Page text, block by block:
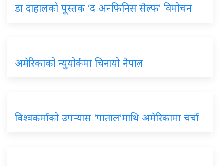
डा दाहालको पूस्तक ‘द अनफिनिस सेल्फ’ विमोचन
अमेरिकाको न्युयोर्कमा चिनायो नेपाल
विश्वकर्माको उपन्यास ‘पाताल’माथि अमेरिकामा चर्चा